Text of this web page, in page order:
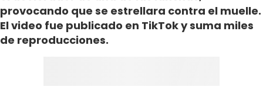
provocando que se estrellara contra el muelle.
El video fue publicado en TikTok y suma miles
de reproducciones.